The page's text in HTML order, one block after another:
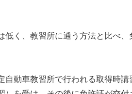
低く、教習所に通う方法と比べ
自動車教習所で行われる取得時